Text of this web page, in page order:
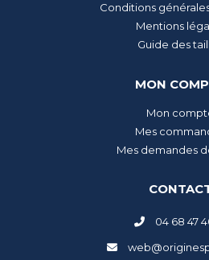
Conditions
Mentions
Guide des
MON
Mon
Mes
Mes demandes
04 68 47